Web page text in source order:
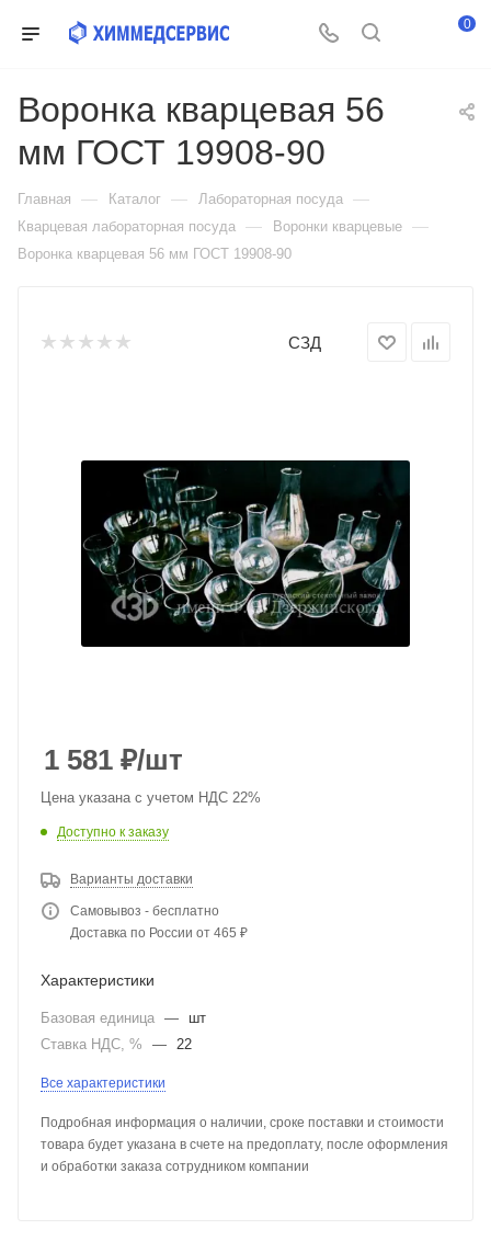
0
Воронка кварцевая 56
мм ГОСТ 19908-90
Главная — Каталог — Лабораторная посуда —
Кварцевая лабораторная посуда — Воронки кварцевые —
Воронка кварцевая 56 мм ГОСТ 19908-90
СЗД
1 581 ₽/шт
Цена указана с учетом НДС 22%
Доступно к заказу
Варианты доставки
Самовывоз - бесплатно
Доставка по России от 465 ₽
Характеристики
Базовая единица —
шт
Ставка НДС, %
— 22
Все характеристики
Подробная информация о наличии, сроке поставки и стоимости
товара будет указана в счете на предоплату, после оформления
и обработки заказа сотрудником компании